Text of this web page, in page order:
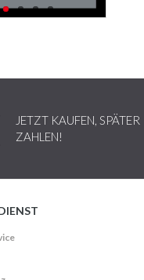
JETZT KAUFEN, SPÄTER
ZAHLEN!